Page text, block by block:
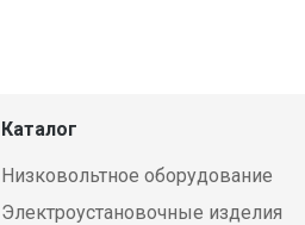
Каталог
Низковольтное оборудование
Электроустановочные изделия